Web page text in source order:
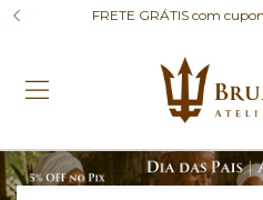
FRETE GRÁTIS com